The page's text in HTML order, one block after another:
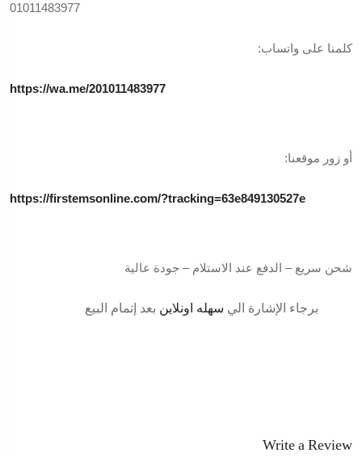
01011483977
كلمنا على واتساب:
https://wa.me/201011483977
أو زور موقعنا:
https://firstemsonline.com/?tracking=63e849130527e
شحن سريع – الدفع عند الاستلام – جودة عالية
برجاء الإشارة الي سهله اونلاين بعد إتمام البيع
Write a Review